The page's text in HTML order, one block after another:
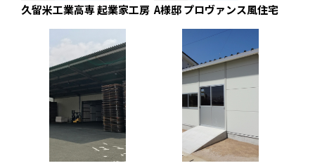
久留米工業高専 起業家工房 A様邸 プロヴァンス風住宅